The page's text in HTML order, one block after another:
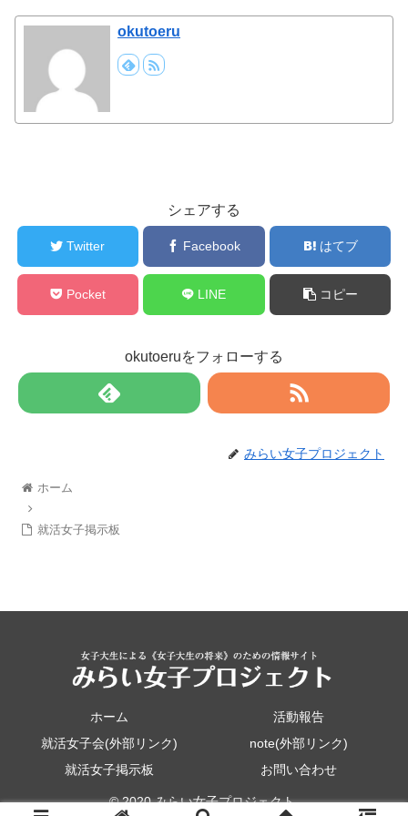
okutoeru
シェアする
Twitter Facebook はてブ
Pocket LINE コピー
okutoeruをフォローする
みらい女子プロジェクト
ホーム
就活女子掲示板
ホーム
活動報告
就活女子会(外部リンク)
note(外部リンク)
就活女子掲示板
お問い合わせ
© 2020 みらい女子プロジェクト.